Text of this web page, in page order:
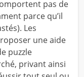
pas de
parce qu’il
Les
une aide
puzzle
privant ainsi